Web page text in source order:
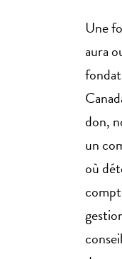
Une
aura
don,
un
où